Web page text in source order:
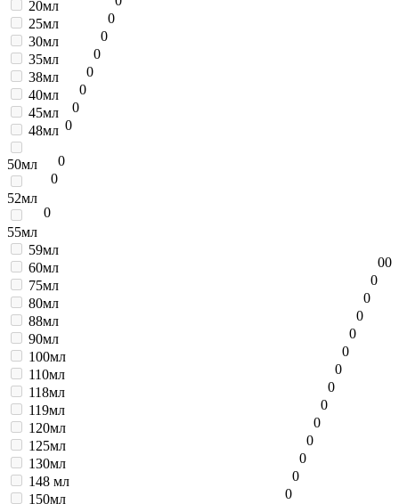
20мл
0
25мл
0
30мл
0
35мл
0
38мл
0
40мл
0
45мл
0
48мл
0
50мл
0
52мл
0
55мл
0
59мл
0
60мл
0
75мл
0
80мл
0
88мл
0
90мл
0
100мл
0
110мл
0
118мл
0
119мл
0
120мл
0
125мл
0
130мл
0
148 мл
0
150мл